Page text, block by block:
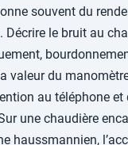
souvent du
Décrire le bruit au
valeur du
au téléphone et
une chaudière
haussmannien,